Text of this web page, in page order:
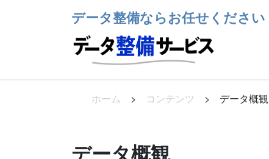
データ整備ならお任せください
ホーム > コンテンツ > データ概観
データ概観